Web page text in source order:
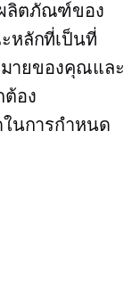
ลิตภัณฑ์ของ
หลักที่เป็นที่
มายของคุณและ
อง
นการกำหนด